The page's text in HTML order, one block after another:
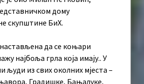
дому
скупштине БиХ.
да се коњари
најбоља грла која имају.. У
људи из свих околних мјеста –
Градишке, Бањалуке,